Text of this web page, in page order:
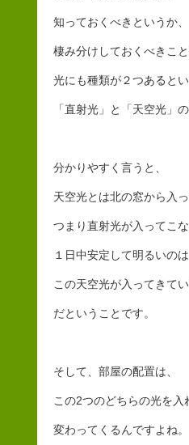
知っておくべきというか、
棲み分けしておくべきこと
光にも種類が２つあるとい
「直射光」と「天空光」
分かりやすく言うと、
天空光とは北の窓から入
つまり直射光が入ってこ
１日中安定して明るいのは
この天空光が入ってきて
だということです。
そして、部屋の配置は、
この2つのどちらの光を入
変わってくるんですよね。